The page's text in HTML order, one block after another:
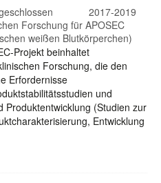
2017-2019
Forschung für APOSEC
weißen Blutkörperchen)
Projekt beinhaltet
Forschung, die den
Erfordernisse
und
Produktentwicklung (Studien zur
Entwicklung